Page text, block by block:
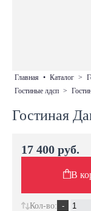
главная • каталог >
гостиные лдсп >
Гостиная
17 400 руб.
В
Кол-во: